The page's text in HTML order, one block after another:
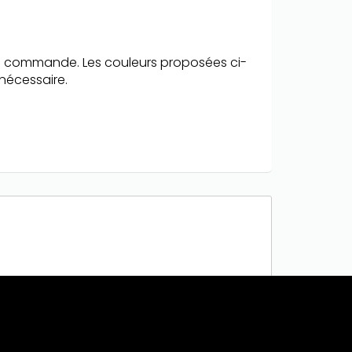
Les couleurs proposées ci-